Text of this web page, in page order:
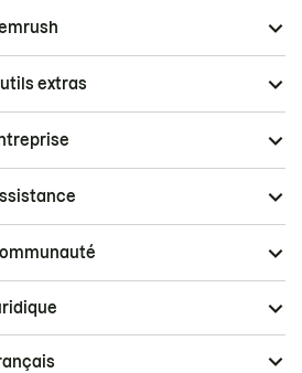
extras